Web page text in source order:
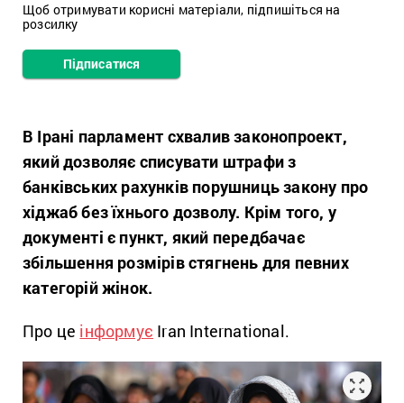
Щоб отримувати корисні матеріали, підпишіться на
розсилку
Підписатися
В Ірані парламент схвалив законопроект,
який дозволяє списувати штрафи з
банківських рахунків порушниць закону про
хіджаб без їхнього дозволу. Крім того, у
документі є пункт, який передбачає
збільшення розмірів стягнень для певних
категорій жінок.
Про це інформує Iran International.